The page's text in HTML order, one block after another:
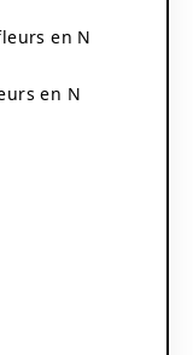
en N
en N